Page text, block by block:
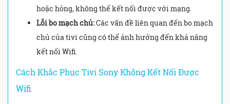
hoặc hỏng, không thể kết nối được với mạng.
Lỗi bo mạch chủ:Các vấn đề liên quan đến bo mạch
chủ của tivi cũng có thể ảnh hưởng đến khả năng
kết nối Wifi.
Cách Khắc Phục Tivi Sony Không Kết Nối Được
Wifi